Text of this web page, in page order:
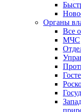
Органы
Все
МЧС